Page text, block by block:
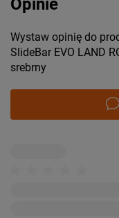
Opinie
Wystaw opinię do
SlideBar EVO LAND
srebrny